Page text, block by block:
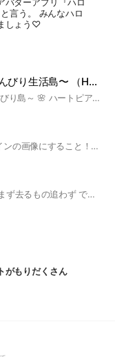
言う。 みんなハロ
しょう♡
ハートピアスローライフ 〜のんびり生活島〜 （Heartpia）
💕 ハートピアスローライフ ～のんびり島～ 🌸 ハートピアスローライフでスローライフを満喫してる人、集合〜！☺️✨ このオプの雰囲気 ・みんなでまったり、のんびり島生活を楽しんでます🏝️ ・自分のペースで遊びたい人にぴったり！ ・ほっこりする報告や、かわいい発見をシェアし合ってます💐 ・男性も女性も、みんな仲良くゆる〜く繋がれる場所です こんなお話してます 🌻 お気に入りのコーディネート自慢 🎨 島のレイアウトやインテリアのアイデア 🐾 釣りや採集、ガーデニングのちょっとしたコツ 💝 イベント情報ののんびり共有 ✨ 「今日のほっこりエピソード」 🌙 困ったときはゆる〜く質問OK！ ガツガツ攻略じゃなくて、癒しを求めてる人大歓迎💕 マイペースに、好きなように楽しみましょう〜 こんな人にぴったり ・まったり自分のペースで遊びたい ・かわいいものが好き ・のんびり会話を楽しみたい ・癒しが欲しい ・優しい雰囲気が好き あなたもハートピアスローライフで、ゆる〜い島時間を一緒に過ごしませんか？🌺☕ ----- ふわっとした優しい雰囲気にしてみました！もっとゆるくしたいとか、調整したい部分があれば教えてくださいね💕​​​​​​​​​​​​​​​​ 💖ハートピアスローライフとは？ 『ハートピアスローライフ』は、XD Inc.が独自に開発・運営した、心安らぐ生活シミュレーションスマホゲームです。 プレイヤーはゲーム内で自分のペースでゆっくりと過ごすことができます。どんな趣味や個性、才能を持っていても、あるいは異なる外見や声、性別であっても、ありのままに思う存分表現することができます。 釣りや料理、猫との暮らし、ガーデニング、音楽など…。友達と一緒に、のんびりと美しい景色の中を旅したりもできます。 『ハートピアスローライフ』で、あなただけの素晴らしい生活に出会いましょう。
アイコンは必ず自分のポケコロツインの画像にすること！喧嘩❌変な人が来ても何も話さず即退会！ポケコロツイン以外の話も別にOK！
年齢制限はありません 来るもの拒まず去るもの追わず ですのでお気軽にどうぞ〜 リラックマ達が好きな人一緒に語りましょう❗誹謗・中傷はやめて下さい。 入室後まずノートから「大事なノート」を確認してください 楽しく語れるとうれしいです！
がもりだくさん